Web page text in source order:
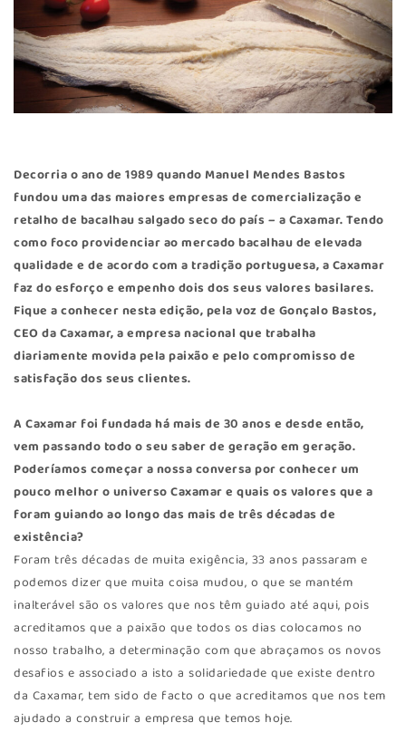
Decorria o ano de 1989 quando Manuel Mendes Bastos
fundou uma das maiores empresas de comercialização e
retalho de bacalhau salgado seco do país – a Caxamar. Tendo
como foco providenciar ao mercado bacalhau de elevada
qualidade e de acordo com a tradição portuguesa, a Caxamar
faz do esforço e empenho dois dos seus valores basilares.
Fique a conhecer nesta edição, pela voz de Gonçalo Bastos,
CEO da Caxamar, a empresa nacional que trabalha
diariamente movida pela paixão e pelo compromisso de
satisfação dos seus clientes.
ACaxamarfoi fundada há mais de 30 anos e desde então,
vem passando todo o seu saber de geração em geração.
Poderíamos começar a nossa conversa por conhecer um
pouco melhor o universo Caxamar e quais os valores que a
foram guiando ao longo das mais de três décadas de
existência?
Foram três décadas de muita exigência, 33 anos passaram e
podemos dizer que muita coisa mudou, o que se mantém
inalterável são os valores que nos têm guiado até aqui, pois
acreditamos que a paixão que todos os dias colocamos no
nosso trabalho, a determinação com que abraçamos os novos
desafios e associado a isto a solidariedade que existe dentro
da Caxamar, tem sido de facto o que acreditamos que nos tem
ajudado a construir a empresa que temos hoje.